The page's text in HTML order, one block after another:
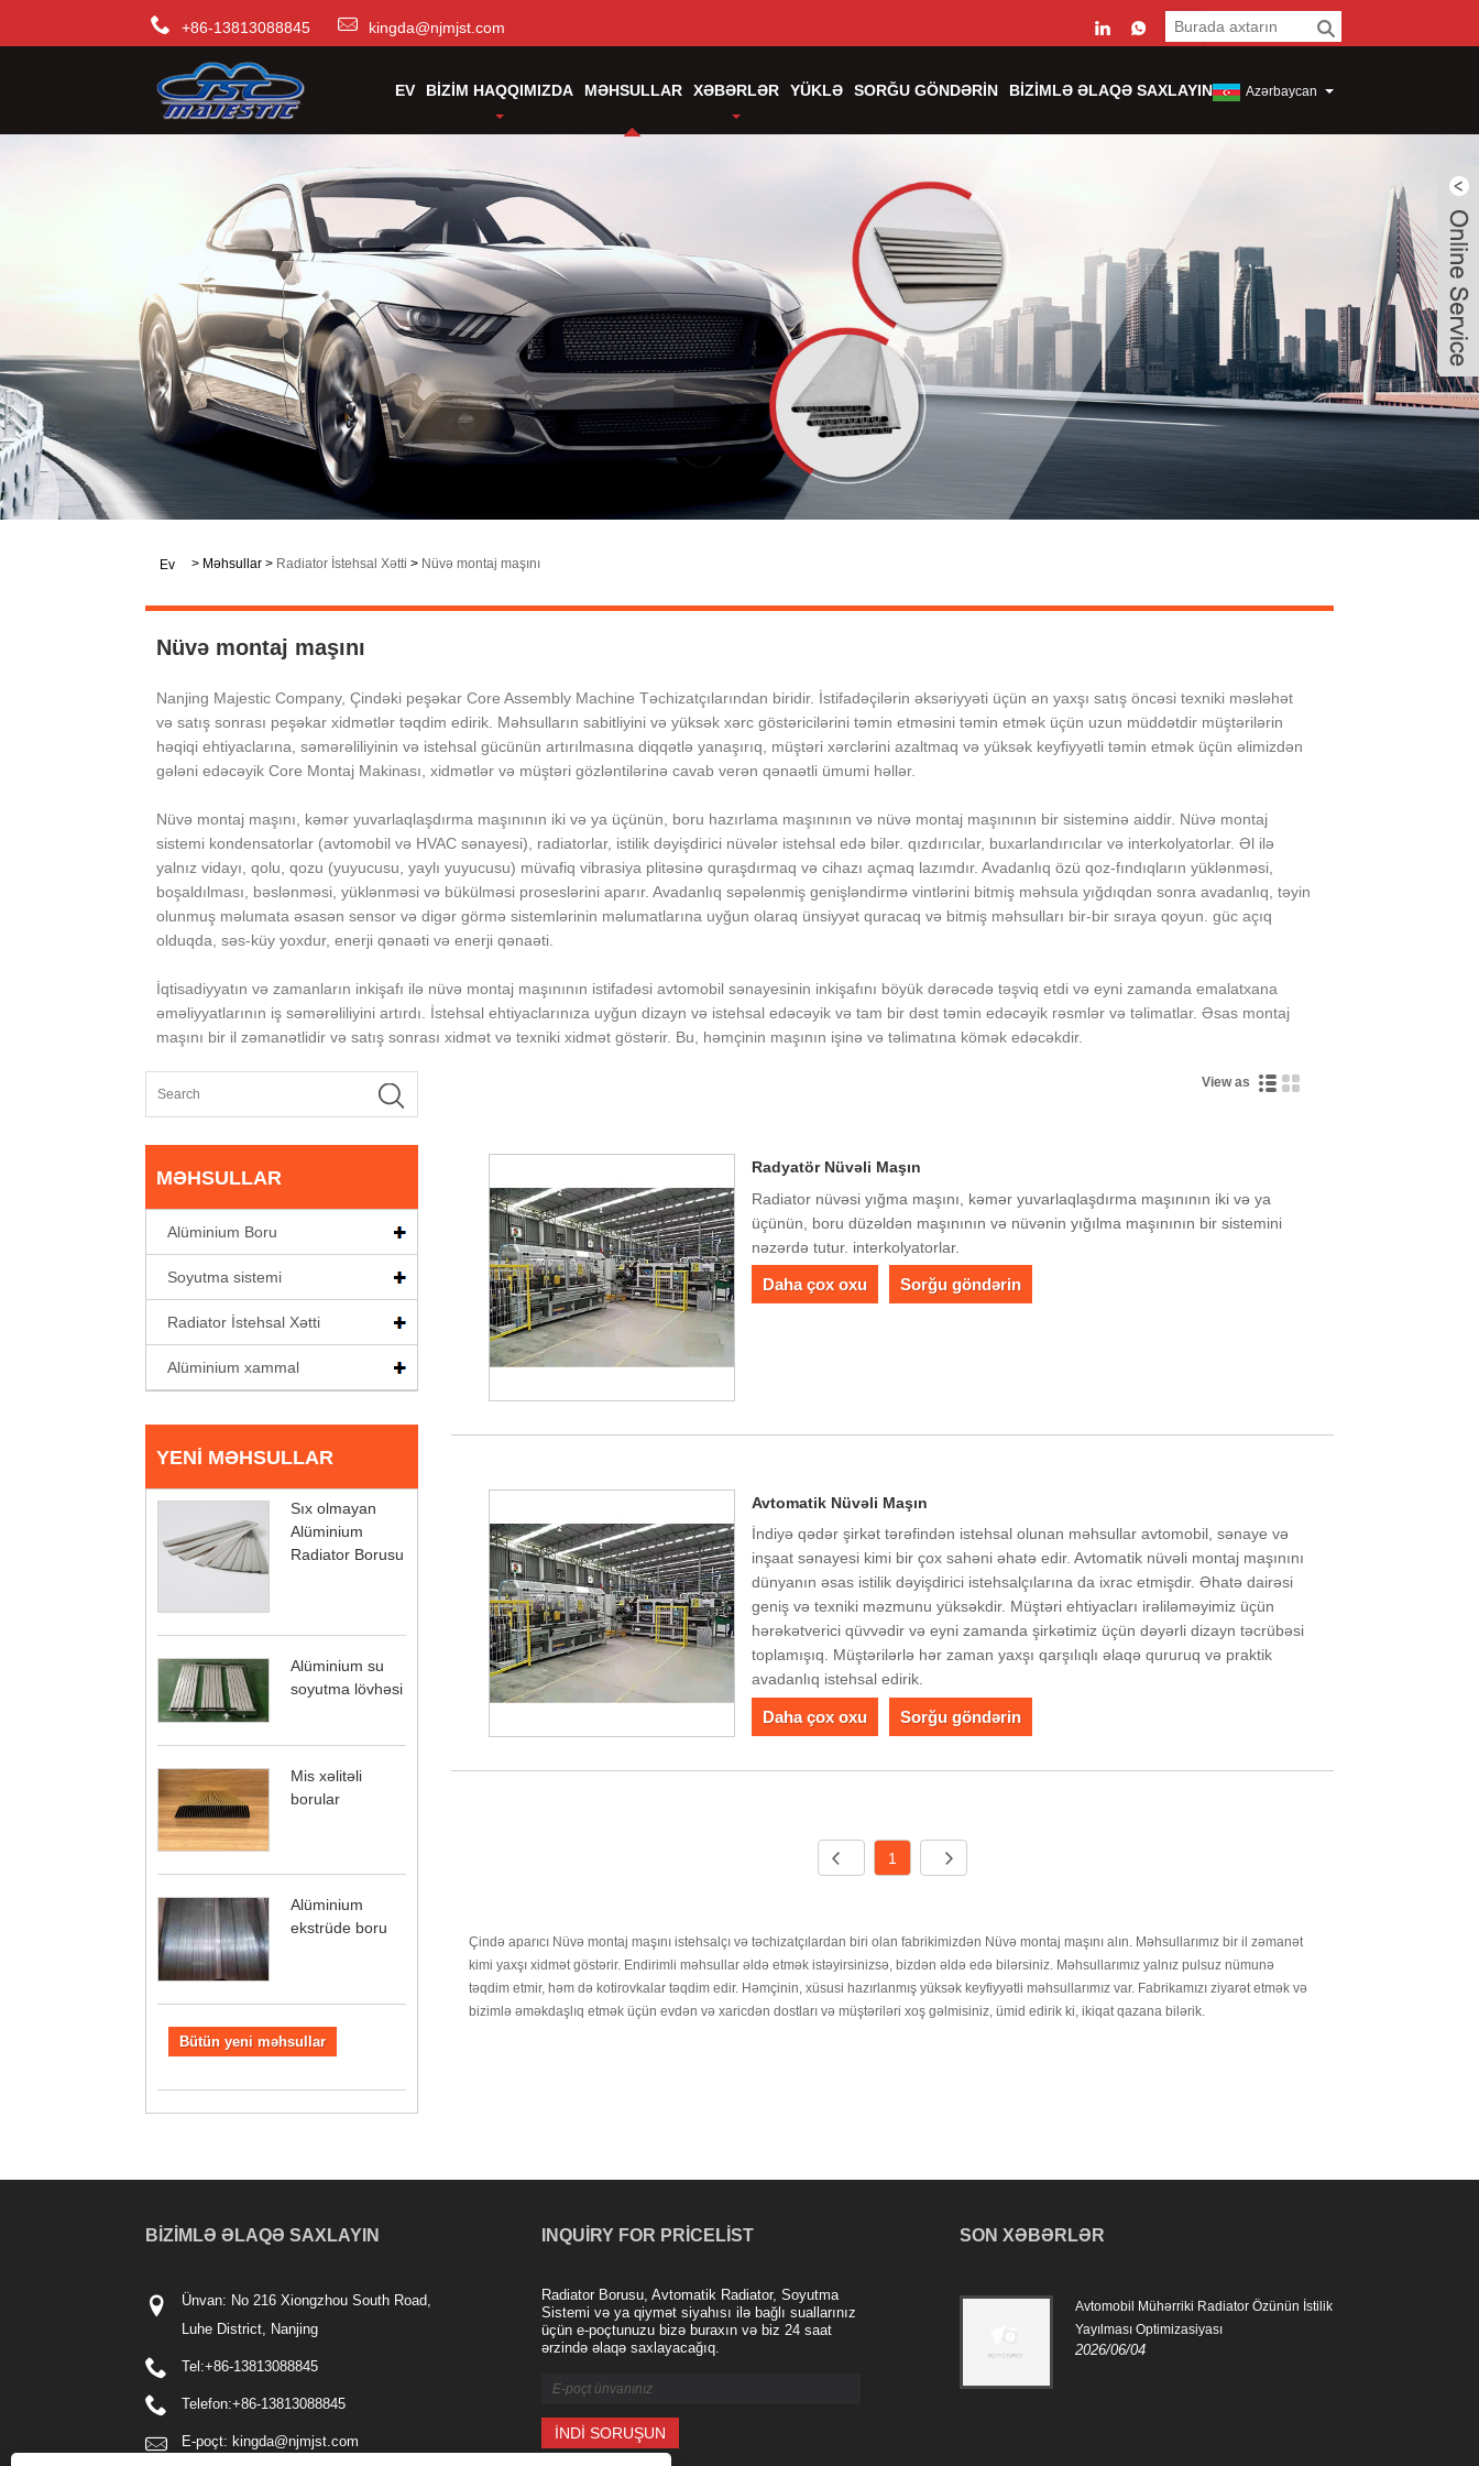
+86-13813088845 kingda@njmjst.com
EV BIZIM HAQQIMIZDA MƏHSULLAR XƏBƏRLƏR YÜKLƏ SORĞU GÖNDƏRIN BIZIMLƏ ƏLAQƏ SAXLAYIN Azərbaycan
Ev > Məhsullar > Radiator İstehsal Xətti > Nüvə montaj maşını
Nüvə montaj maşını
Nanjing Majestic Company, Çindəki peşəkar Core Assembly Machine Təchizatçılarından biridir. İstifadəçilərin əksəriyyəti üçün ən yaxşı satış öncəsi texniki məsləhət
və satış sonrası peşəkar xidmətlər təqdim edirik. Məhsulların sabitliyini və yüksək xərc göstəricilərini təmin etməsini təmin etmək üçün uzun müddətdir müştərilərin
həqiqi ehtiyaclarına, səmərəliliyinin və istehsal gücünün artırılmasına diqqətlə yanaşırıq, müştəri xərclərini azaltmaq və yüksək keyfiyyətli təmin etmək üçün əlimizdən
gələni edəcəyik Core Montaj Makinası, xidmətlər və müştəri gözləntilərinə cavab verən qənaətli ümumi həllər.
Nüvə montaj maşını, kəmər yuvarlaqlaşdırma maşınının iki və ya üçünün, boru hazırlama maşınının və nüvə montaj maşınının bir sisteminə aiddir. Nüvə montaj
sistemi kondensatorlar (avtomobil və HVAC sənayesi), radiatorlar, istilik dəyişdirici nüvələr istehsal edə bilər. qızdırıcılar, buxarlandırıcılar və interkolyatorlar. Əl ilə
yalnız vidayı, qolu, qozu (yuyucusu, yaylı yuyucusu) müvafiq vibrasiya plitəsinə quraşdırmaq və cihazı açmaq lazımdır. Avadanlıq özü qoz-fındıqların yüklənməsi,
boşaldılması, bəslənməsi, yüklənməsi və bükülməsi proseslərini aparır. Avadanlıq səpələnmiş genişləndirmə vintlərini bitmiş məhsula yığdıqdan sonra avadanlıq, təyin
olunmuş məlumata əsasən sensor və digər görmə sistemlərinin məlumatlarına uyğun olaraq ünsiyyət quracaq və bitmiş məhsulları bir-bir sıraya qoyun. güc açıq
olduqda, səs-küy yoxdur, enerji qənaəti və enerji qənaəti.
İqtisadiyyatın və zamanların inkişafı ilə nüvə montaj maşınının istifadəsi avtomobil sənayesinin inkişafını böyük dərəcədə təşviq etdi və eyni zamanda emalatxana
əməliyyatlarının iş səmərəliliyini artırdı. İstehsal ehtiyaclarınıza uyğun dizayn və istehsal edəcəyik və tam bir dəst təmin edəcəyik rəsmlər və təlimatlar. Əsas montaj
maşını bir il zəmanətlidir və satış sonrası xidmət və texniki xidmət göstərir. Bu, həmçinin maşının işinə və təlimatına kömək edəcəkdir.
MƏHSULLAR
Alüminium Boru
Soyutma sistemi
Radiator İstehsal Xətti
Alüminium xammal
YENI MƏHSULLAR
Sıx olmayan
Alüminium
Radiator Borusu
Alüminium su
soyutma lövhəsi
Mis xəlitəli
borular
Alüminium
ekstrüde boru
Bütün yeni məhsullar
View as
Radyatör Nüvəli Maşın
Radiator nüvəsi yığma maşını, kəmər yuvarlaqlaşdırma maşınının iki və ya
üçünün, boru düzəldən maşınının və nüvənin yığılma maşınının bir sistemini
nəzərdə tutur. interkolyatorlar.
Daha çox oxu Sorğu göndərin
Avtomatik Nüvəli Maşın
İndiyə qədər şirkət tərəfindən istehsal olunan məhsullar avtomobil, sənaye və
inşaat sənayesi kimi bir çox sahəni əhatə edir. Avtomatik nüvəli montaj maşınını
dünyanın əsas istilik dəyişdirici istehsalçılarına da ixrac etmişdir. Əhatə dairəsi
geniş və texniki məzmunu yüksəkdir. Müştəri ehtiyacları irəliləməyimiz üçün
hərəkətverici qüvvədir və eyni zamanda şirkətimiz üçün dəyərli dizayn təcrübəsi
toplamışıq. Müştərilərlə hər zaman yaxşı qarşılıqlı əlaqə qururuq və praktik
avadanlıq istehsal edirik.
Daha çox oxu Sorğu göndərin
1
Çində aparıcı Nüvə montaj maşını istehsalçı və təchizatçılardan biri olan fabrikimizdən Nüvə montaj maşını alın. Məhsullarımız bir il zəmanət
kimi yaxşı xidmət göstərir. Endirimli məhsullar əldə etmək istəyirsinizsə, bizdən əldə edə bilərsiniz. Məhsullarımız yalnız pulsuz nümunə
təqdim etmir, həm də kotirovkalar təqdim edir. Həmçinin, xüsusi hazırlanmış yüksək keyfiyyətli məhsullarımız var. Fabrikamızı ziyarət etmək və
bizimlə əməkdaşlıq etmək üçün evdən və xaricdən dostları və müştəriləri xoş gəlmisiniz, ümid edirik ki, ikiqat qazana bilərik.
BIZIMLƏ ƏLAQƏ SAXLAYIN
Ünvan: No 216 Xiongzhou South Road,
Luhe District, Nanjing
Tel:+86-13813088845
Telefon:+86-13813088845
E-poçt: kingda@njmjst.com
INQUIRY FOR PRICELIST
Radiator Borusu, Avtomatik Radiator, Soyutma
Sistemi və ya qiymət siyahısı ilə bağlı suallarınız
üçün e-poçtunuzu bizə buraxın və biz 24 saat
ərzində əlaqə saxlayacağıq.
SON XƏBƏRLƏR
Nanjing Majestic Şirkətinin alüminium
radiatoru
2021/04/20
Avtomobil Mühərriki Radiator Özünün İstilik
Yayılması Optimizasiyası
2026/06/04